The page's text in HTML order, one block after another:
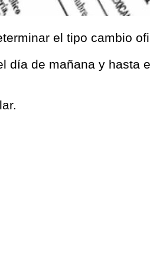
el tipo cambio
día de mañana y hasta